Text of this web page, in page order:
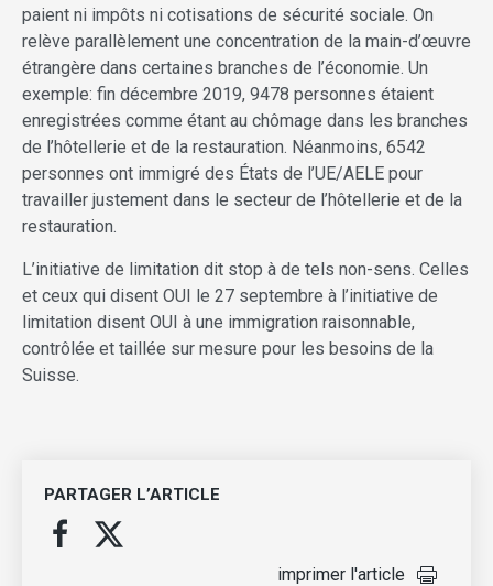
paient ni impôts ni cotisations de sécurité sociale. On
relève parallèlement une concentration de la main-d’œuvre
étrangère dans certaines branches de l’économie. Un
exemple: fin décembre 2019, 9478 personnes étaient
enregistrées comme étant au chômage dans les branches
de l’hôtellerie et de la restauration. Néanmoins, 6542
personnes ont immigré des États de l’UE/AELE pour
travailler justement dans le secteur de l’hôtellerie et de la
restauration.
L’initiative de limitation dit stop à de tels non-sens. Celles
et ceux qui disent OUI le 27 septembre à l’initiative de
limitation disent OUI à une immigration raisonnable,
contrôlée et taillée sur mesure pour les besoins de la
Suisse.
PARTAGER L’ARTICLE
imprimer l'article